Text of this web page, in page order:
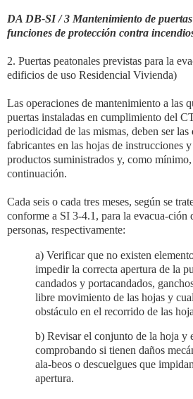
DA DB-SI / 3 Mantenimiento de
funciones de protección contra
2. Puertas peatonales previstas para la
edificios de uso Residencial Vivienda)
Las operaciones de mantenimiento a las
puertas instaladas en cumplimiento del
periodicidad de las mismas, deben ser
fabricantes en las hojas de instrucciones
productos suministrados y, como
continuación.
Cada seis o cada tres meses, según se
conforme a SI 3-4.1, para la evacua-ción
personas, respectivamente:
a) Verificar que no existen
impedir la correcta apertura de la
candados y portacandados,
libre movimiento de las hojas y
obstáculo en el recorrido de las
b) Revisar el conjunto de la hoja y
comprobando si tienen daños
ala-beos o descuelgues que
apertura.